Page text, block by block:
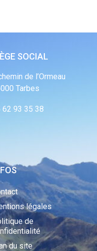
SOCIAL
de l’Ormeau
Tarbes
62 93 35 38
légales
de
du site